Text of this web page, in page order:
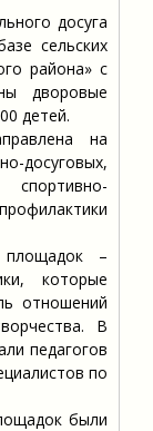
досуга
сельских
района» с
дворовые
детей.
на
досуговых,
спортивно-
–
которые
отношений
В
педагогов
по
были